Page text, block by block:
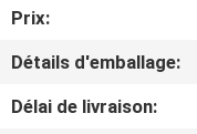
CONTRÔLE
QUALITÉ
Prix:
Détails d'emballage:
Délai de livraison: